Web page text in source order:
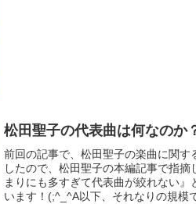
松田聖子の代表曲は何なのか
前回の記事で、松田聖子の楽曲に関す
したので、松田聖子の本編記事で指
まりにも多すぎて代表曲が絞れない
います！(;^_^A以下、それなりの規模